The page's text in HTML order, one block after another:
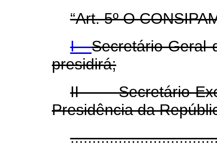
“Art. 5º O
I -Secretário-Geral
presidirá;
II - Secretário-
Presidência da